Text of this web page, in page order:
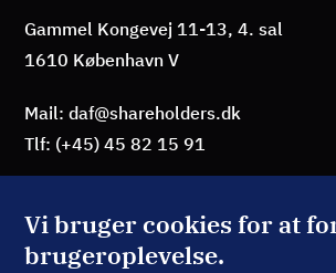
Vi bruger cookies for at
brugeroplevelse.
Gammel Kongevej 11-13, 4. sal
1610 København V
Mail: daf@shareholders.dk
Tlf: (+45) 45 82 15 91
BLIV MEDLEM